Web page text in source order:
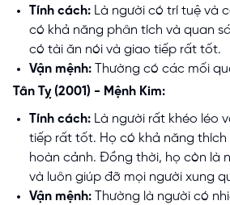
Tính cách: Là người có trí tuệ và
có khả năng phân tích và quan
có tài ăn nói và giao tiếp rất tốt.
Vận mệnh: Thường có các mối
Tân Tỵ (2001) - Mệnh Kim:
Tính cách: Là người rất khéo léo
tiếp rất tốt. Họ có khả năng
hoàn cảnh. Đồng thời, họ còn là
và luôn giúp đỡ mọi người xung
Vận mệnh:
Thường là người có